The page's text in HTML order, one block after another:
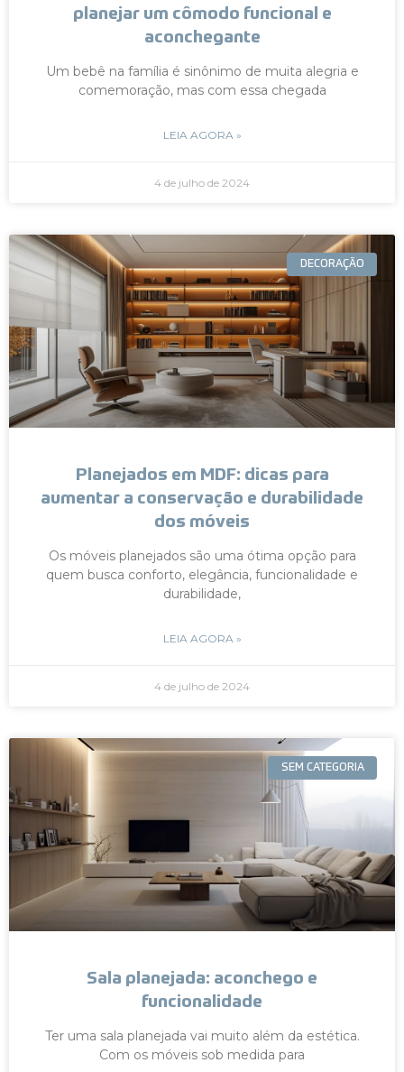
planejar um cômodo funcional e
aconchegante
Um bebê na família é sinônimo de muita alegria e
comemoração, mas com essa chegada
LEIA AGORA »
4 de julho de 2024
DECORAÇÃO
Planejados em MDF: dicas para
aumentar a conservação e durabilidade
dos móveis
Os móveis planejados são uma ótima opção para
quem busca conforto, elegância, funcionalidade e
durabilidade,
LEIA AGORA »
4 de julho de 2024
SEM CATEGORIA
Sala planejada: aconchego e
funcionalidade
Ter uma sala planejada vai muito além da estética.
Com os móveis sob medida para